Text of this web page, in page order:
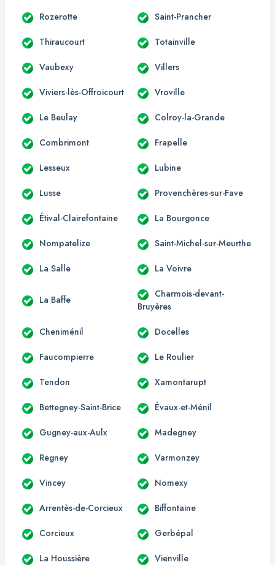
Rozerotte Saint-Prancher
Thiraucourt Totainville
Vaubexy Villers
Viviers-lès-Offroicourt Vroville
Le Beulay Colroy-la-Grande
Combrimont Frapelle
Lesseux Lubine
Lusse Provenchères-sur-Fave
Étival-Clairefontaine La Bourgonce
Nompatelize Saint-Michel-sur-Meurthe
La Salle La Voivre
La Baffe
Charmois-devant-
Bruyères
Cheniménil Docelles
Faucompierre Le Roulier
Tendon Xamontarupt
Bettegney-Saint-Brice Évaux-et-Ménil
Gugney-aux-Aulx Madegney
Regney Varmonzey
Vincey Nomexy
Arrentès-de-Corcieux Biffontaine
Corcieux Gerbépal
La Houssière Vienville